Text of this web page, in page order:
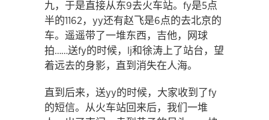
九，于是直接从东9去火车站。fy是5点
半的1162，yy还有赵飞是6点的去北京的
车。遥遥带了一堆东西，吉他，网球
拍……送fy的时候，lj和徐涛上了站台，望
着远去的身影，直到消失在人海。
直到后来，送yy的时候，大家收到了fy
的短信。从火车站回来后，我们一堆